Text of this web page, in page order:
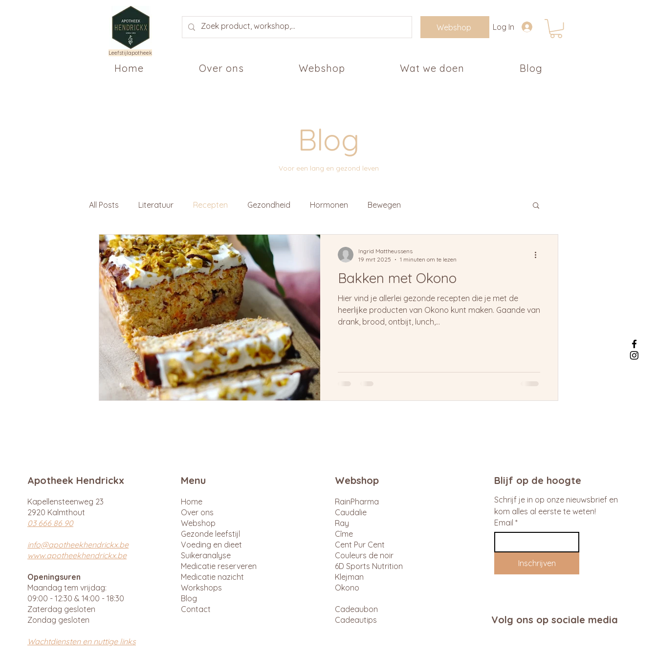
Webshop Log In
Home Over ons Webshop Wat we doen Blog
Leefstijlapotheek
Blog
Voor een lang en gezond leven
All Posts Literatuur Recepten Gezondheid Hormonen Bewegen
Bakken met Okono
Hier vind je allerlei gezonde recepten die je met de
heerlijke producten van Okono kunt maken. Gaande van
drank, brood, ontbijt, lunch,...
Ingrid Mattheussens
19 mrt 2025
1 minuten om te lezen
Apotheek Hendrickx
Kapellensteenweg 23
2920 Kalmthout
03 666 86 90
info@apotheekhendrickx.be
www.apotheekhendrickx.be
Openingsuren
Maandag tem vrijdag:
09:00 - 12:30 & 14:00 - 18:30
Zaterdag gesloten
Zondag gesloten
Wachtdiensten en nuttige links
Menu
Home
Over ons
Webshop
Gezonde leefstijl
Voeding en dieet
Suikeranalyse
Medicatie reserveren
Medicatie nazicht
Workshops
Blog
Contact
Webshop
RainPharma
Caudalie
Ray
Cîme
Cent Pur Cent
Couleurs de noir
6D Sports Nutrition
Klejman
Okono
Cadeaubon
Cadeautips
Blijf op de hoogte
Schrijf je in op onze nieuwsbrief en
kom alles al eerste te weten!
Email *
Inschrijven
Volg ons op sociale media